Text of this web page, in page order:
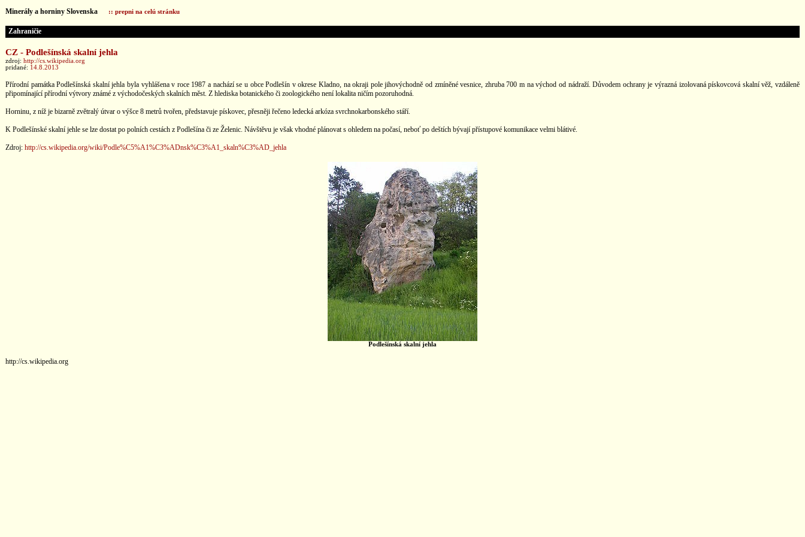
Minerály a horniny Slovenska :: prepni na celú stránku
Zahraničie
CZ - Podlešínská skalní jehla
zdroj: http://cs.wikipedia.org
pridané: 14.8.2013
Přírodní památka Podlešínská skalní jehla byla vyhlášena v roce 1987 a nachází se u obce Podlešín v okrese Kladno, na okraji pole jihovýchodně od zmíněné vesnice, zhruba 700 m na východ od nádraží. Důvodem ochrany je výrazná izolovaná pískovcová skalní věž, vzdáleně
připomínající přírodní výtvory známé z východočeských skalních měst. Z hlediska botanického či zoologického není lokalita ničím pozoruhodná.
Horninu, z níž je bizarně zvětralý útvar o výšce 8 metrů tvořen, představuje pískovec, přesněji řečeno ledecká arkóza svrchnokarbonského stáří.
K Podlešínské skalní jehle se lze dostat po polních cestách z Podlešína či ze Želenic. Návštěvu je však vhodné plánovat s ohledem na počasí, neboť po deštích bývají přístupové komunikace velmi blátivé.
Zdroj: http://cs.wikipedia.org/wiki/Podle%C5%A1%C3%ADnsk%C3%A1_skaln%C3%AD_jehla
Podlešínská skalní jehla
http://cs.wikipedia.org